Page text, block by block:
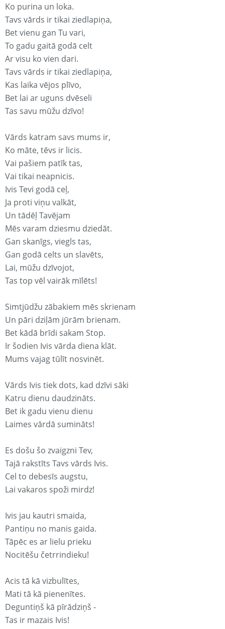
Ko purina un loka.
Tavs vārds ir tikai ziedlapiņa,
Bet vienu gan Tu vari,
To gadu gaitā godā celt
Ar visu ko vien dari.
Tavs vārds ir tikai ziedlapiņa,
Kas laika vējos plīvo,
Bet lai ar uguns dvēseli
Tas savu mūžu dzīvo!
Vārds katram savs mums ir,
Ko māte, tēvs ir licis.
Vai pašiem patīk tas,
Vai tikai neapnicis.
Ivis Tevi godā ceļ,
Ja proti viņu valkāt,
Un tādēļ Tavējam
Mēs varam dziesmu dziedāt.
Gan skanīgs, viegls tas,
Gan godā celts un slavēts,
Lai, mūžu dzīvojot,
Tas top vēl vairāk mīlēts!
Simtjūdžu zābakiem mēs skrienam
Un pāri dziļām jūrām brienam.
Bet kādā brīdi sakam Stop.
Ir šodien Ivis vārda diena klāt.
Mums vajag tūlīt nosvinēt.
Vārds Ivis tiek dots, kad dzīvi sāki
Katru dienu daudzināts.
Bet ik gadu vienu dienu
Laimes vārdā sumināts!
Es došu šo zvaigzni Tev,
Tajā rakstīts Tavs vārds Ivis.
Cel to debesīs augstu,
Lai vakaros spoži mirdz!
Ivis jau kautri smaida,
Pantiņu no manis gaida.
Tāpēc es ar lielu prieku
Nocitēšu četrrindieku!
Acis tā kā vizbulītes,
Mati tā kā pienenītes.
Deguntiņš kā pīrādziņš -
Tas ir mazais Ivis!